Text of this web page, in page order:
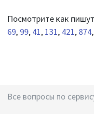
Посмотрите как
69, 99, 41, 131, 421, 874,
Все вопросы по